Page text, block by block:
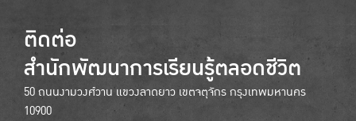
ติดต่อ
สำนักพัฒนาการเรียนรู้ตลอดชีวิต
50 ถนนงามวงศ์วาน แขวงลาดยาว เขตจตุจักร กรุงเทพมหานคร
10900